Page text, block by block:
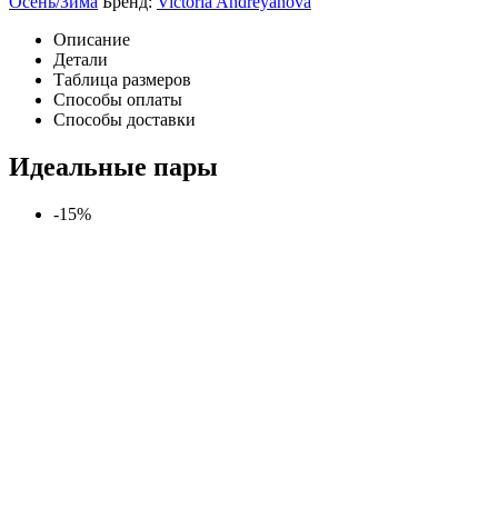
Описание
Детали
Таблица размеров
Способы оплаты
Способы доставки
Идеальные пары
-15%